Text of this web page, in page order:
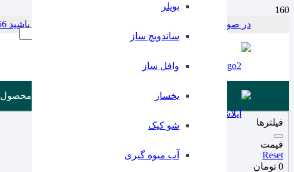
در صورت بروز مشکل در پرداخت با این شماره در ارتباط باشید 09199797956
Products search
بویلر
ساندویچ ساز
وافل ساز
یخساز
شو کیک
آب میوه گیری
محصول
فیلترها
قیمت
Reset
0 تومان